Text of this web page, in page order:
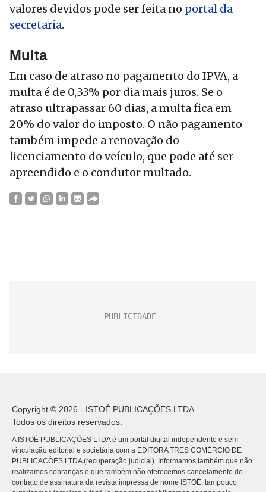
valores devidos pode ser feita no portal da
secretaria.
Multa
Em caso de atraso no pagamento do IPVA, a
multa é de 0,33% por dia mais juros. Se o
atraso ultrapassar 60 dias, a multa fica em
20% do valor do imposto. O não pagamento
também impede a renovação do
licenciamento do veículo, que pode até ser
apreendido e o condutor multado.
Copyright © 2026 - ISTOÉ PUBLICAÇÕES LTDA
Todos os direitos reservados.
A ISTOÉ PUBLICAÇÕES LTDA é um portal digital independente e sem
vinculação editorial e societária com a EDITORA TRES COMÉRCIO DE
PUBLICACÕES LTDA (recuperação judicial). Informamos também que não
realizamos cobranças e que também não oferecemos cancelamento do
contrato de assinatura da revista impressa de nome ISTOÉ, tampouco